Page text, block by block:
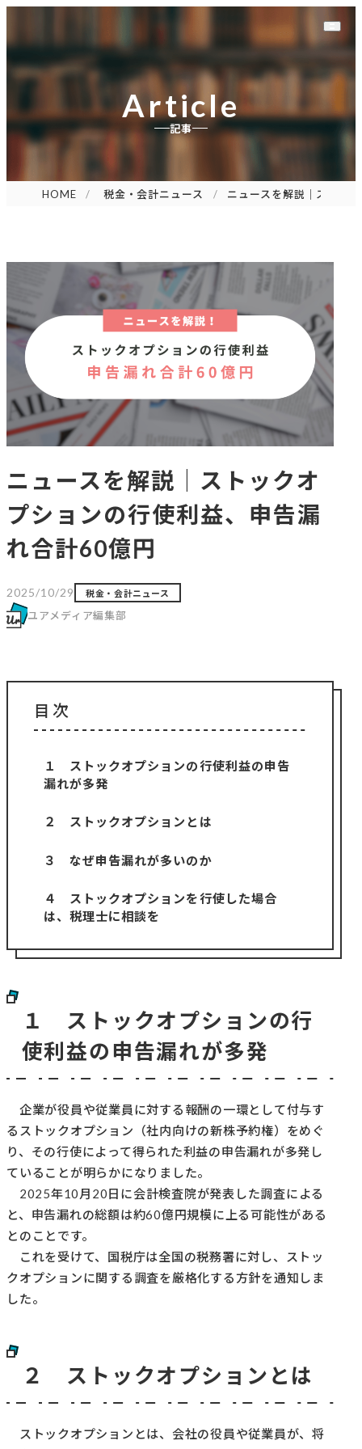
Article
記事
HOME 税金・会計ニュース ニュースを解説｜ストッ
ニュースを解説｜ストックオ
プションの行使利益、申告漏
れ合計60億円
2025/10/29 税金・会計ニュース
ユアメディア編集部
目次
１ ストックオプションの行使利益の申告
漏れが多発
２ ストックオプションとは
３ なぜ申告漏れが多いのか
４ ストックオプションを行使した場合
は、税理士に相談を
１ ストックオプションの行
使利益の申告漏れが多発
企業が役員や従業員に対する報酬の一環として付与す
るストックオプション（社内向けの新株予約権）をめぐ
り、その行使によって得られた利益の申告漏れが多発し
ていることが明らかになりました。
2025年10月20日に会計検査院が発表した調査による
と、申告漏れの総額は約60億円規模に上る可能性がある
とのことです。
これを受けて、国税庁は全国の税務署に対し、ストッ
クオプションに関する調査を厳格化する方針を通知しま
した。
２ ストックオプションとは
ストックオプションとは、会社の役員や従業員が、将